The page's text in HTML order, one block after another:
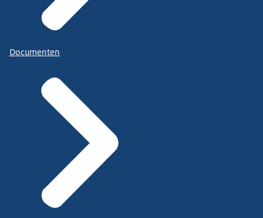
Documenten